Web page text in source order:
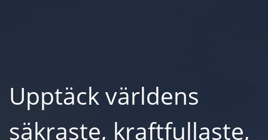
Upptäck världens
säkraste, kraftfullaste,